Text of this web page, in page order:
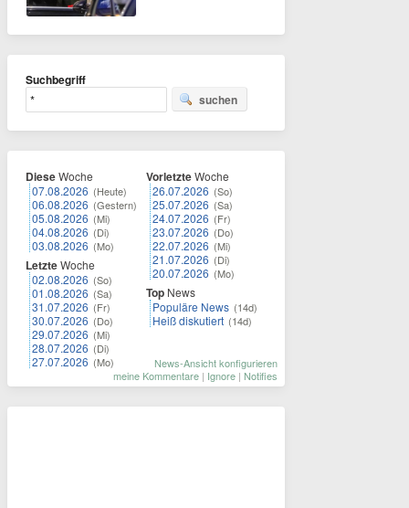
Suchbegriff
suchen
DieseWoche
07.08.2026 (Heute)
06.08.2026 (Gestern)
05.08.2026 (Mi)
04.08.2026 (Di)
03.08.2026 (Mo)
LetzteWoche
02.08.2026 (So)
01.08.2026 (Sa)
31.07.2026 (Fr)
30.07.2026 (Do)
29.07.2026 (Mi)
28.07.2026 (Di)
27.07.2026 (Mo)
VorletzteWoche
26.07.2026 (So)
25.07.2026 (Sa)
24.07.2026 (Fr)
23.07.2026 (Do)
22.07.2026 (Mi)
21.07.2026 (Di)
20.07.2026 (Mo)
Top News
Populäre News (14d)
Heiß diskutiert (14d)
News-Ansicht konfigurieren
meine Kommentare | Ignore | Notifies